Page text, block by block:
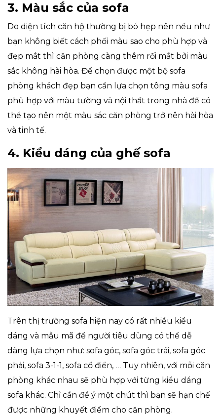
3. Màu sắc của sofa
Do diện tích căn hộ thường bị bó hẹp nên nếu như
bạn không biết cách phối màu sao cho phù hợp và
đẹp mắt thì căn phòng càng thêm rối mắt bởi màu
sắc không hài hòa. Để chọn được một bộ sofa
phòng khách đẹp bạn cần lựa chọn tông màu sofa
phù hợp với màu tường và nội thất trong nhà để có
thể tạo nên một màu sắc căn phòng trở nên hài hòa
và tinh tế.
4. Kiểu dáng của ghế sofa
Trên thị trường sofa hiện nay có rất nhiều kiểu
dáng và mẫu mã để người tiêu dùng có thể dễ
dàng lựa chọn như: sofa góc, sofa góc trái, sofa góc
phải, sofa 3-1-1, sofa cổ điển, … Tuy nhiên, với mỗi căn
phòng khác nhau sẽ phù hợp với từng kiểu dáng
sofa khác. Chỉ cần để ý một chút thì bạn sẽ hạn chế
được những khuyết điểm cho căn phòng.